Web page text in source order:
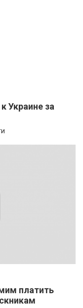
Украине за
платить